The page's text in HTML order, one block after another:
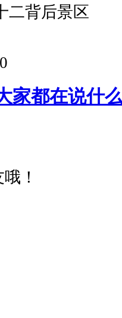
二背后景区
家都在说什
！